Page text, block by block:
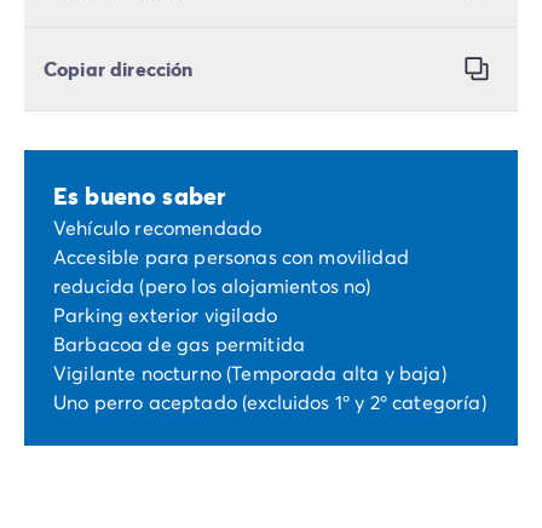
Copiar dirección
Es bueno saber
Vehículo recomendado
Accesible para personas con movilidad
reducida (pero los alojamientos no)
Parking exterior vigilado
Barbacoa de gas permitida
Vigilante nocturno (Temporada alta y baja)
Uno perro aceptado (excluidos 1º y 2º categoría)